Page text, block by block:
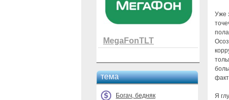
MegaFonTLT
тема
Богач, бедняк
Уже
Я